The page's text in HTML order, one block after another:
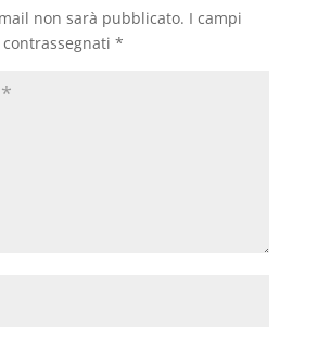
non sarà pubblicato. I campi
*